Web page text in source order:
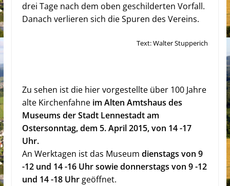
drei Tage nach dem oben geschilderten Vorfall.
Danach verlieren sich die Spuren des Vereins.
Text: Walter Stupperich
Zu sehen ist die hier vorgestellte über 100 Jahre
alte Kirchenfahne im Alten Amtshaus des
Museums der Stadt Lennestadt am
Ostersonntag, dem 5. April 2015, von 14 -17
Uhr.
An Werktagen ist das Museum dienstags von 9
-12 und 14 -16 Uhr sowie donnerstags von 9 -12
und 14 -18 Uhrgeöffnet.